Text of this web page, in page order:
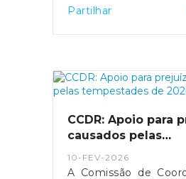
em situação de
de gás. O primeiro-
aumento da
15 para 25 euros
justificando a
impacto da guerra
Oriente.
Partilhar
CCDR: Apoio para
causados pelas
10-FEV-2026
A Comissão de